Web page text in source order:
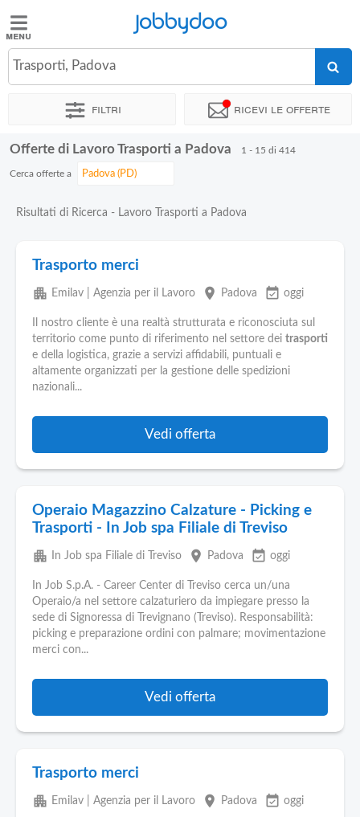
Jobbydoo
Offerte
Stipendi
Elenco
Pubblica
Offerte
Aziende
Jobbydoo
Trasporti, Padova
Filtri Ricevi le offerte
Offerte di Lavoro Trasporti a Padova 1 - 15 di 414
Cerca offerte a
Risultati di Ricerca - Lavoro Trasporti a Padova
Trasporto merci
apartment Emilav | Agenzia per il Lavoro place Padova event_available oggi
Il nostro cliente è una realtà strutturata e riconosciuta sul
territorio come punto di riferimento nel settore dei trasporti
e della logistica, grazie a servizi affidabili, puntuali e
altamente organizzati per la gestione delle spedizioni
nazionali...
Vedi offerta
Operaio Magazzino Calzature - Picking e
Trasporti - In Job spa Filiale di Treviso
apartment In Job spa Filiale di Treviso place Padova event_available oggi
In Job S.p.A. - Career Center di Treviso cerca un/una
Operaio/a nel settore calzaturiero da impiegare presso la
sede di Signoressa di Trevignano (Treviso). Responsabilità:
picking e preparazione ordini con palmare; movimentazione
merci con...
Vedi offerta
Trasporto merci
apartment Emilav | Agenzia per il Lavoro place Padova event_available oggi